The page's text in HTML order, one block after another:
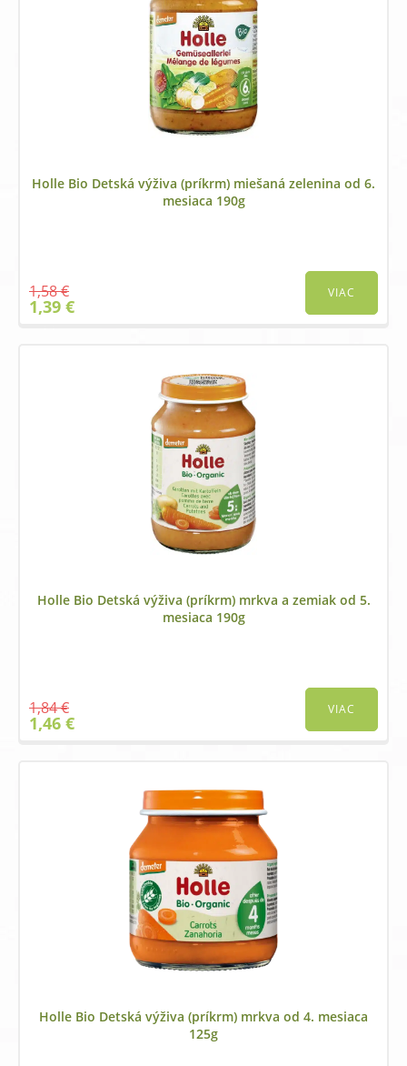
Holle Bio Detská výživa (príkrm) miešaná zelenina od 6.
mesiaca 190g
1,58€
Original
price
1,39 €Current
price
VIAC
Holle Bio Detská výživa (príkrm) mrkva a zemiak od 5.
mesiaca 190g
1,84€
Original
price
1,46 €Current
price
VIAC
Holle Bio Detská výživa (príkrm) mrkva od 4. mesiaca
125g